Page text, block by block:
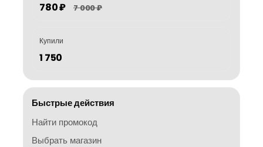
780 ₽ 7 000 ₽
Купили
1 750
Быстрые действия
Найти промокод
Выбрать магазин